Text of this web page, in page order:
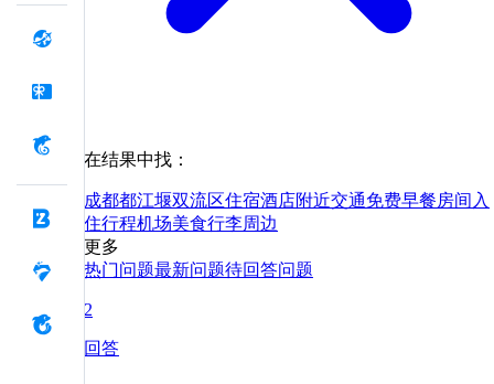
在结果中找：
成都都江堰双流区住宿酒店附近交通免费早餐房间 入
住行程机场美食行李周边
更多
热门问题最新问题待回答问题
2
回答